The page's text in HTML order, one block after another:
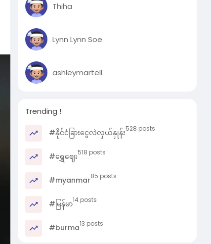
Thiha
Lynn Lynn Soe
ashleymartell
Trending !
#နိုင်ငံခြားငွေလဲလှယ်နှုန်း528 posts
#ရွှေဈေး518 posts
#myanmar85 posts
#မြန်မာ14 posts
#burma13 posts